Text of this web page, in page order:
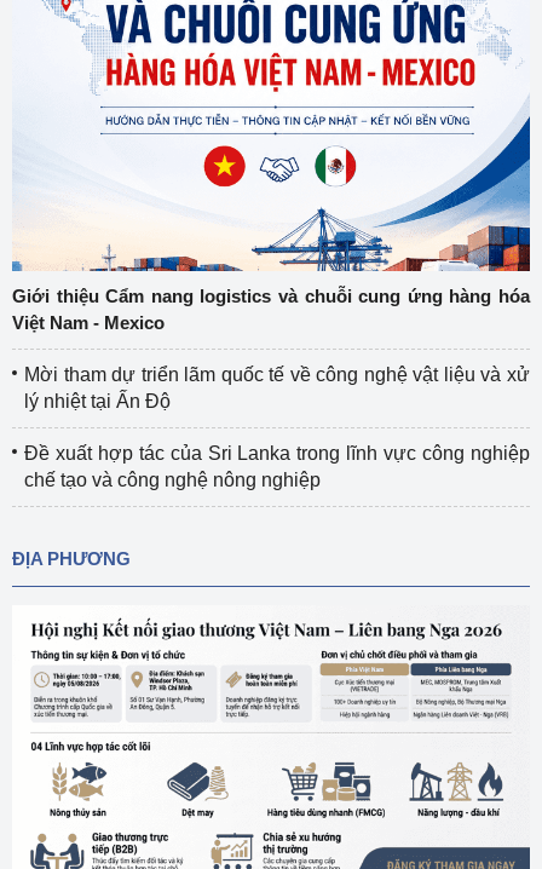
Giới thiệu Cẩm nang logistics và chuỗi cung ứng hàng hóa
Việt Nam - Mexico
Mời tham dự triển lãm quốc tế về công nghệ vật liệu và xử
lý nhiệt tại Ấn Độ
Đề xuất hợp tác của Sri Lanka trong lĩnh vực công nghiệp
chế tạo và công nghệ nông nghiệp
ĐỊA PHƯƠNG